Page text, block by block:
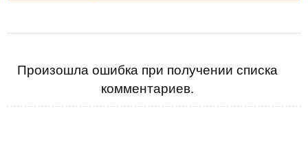
Произошла ошибка при получении списка
комментариев.